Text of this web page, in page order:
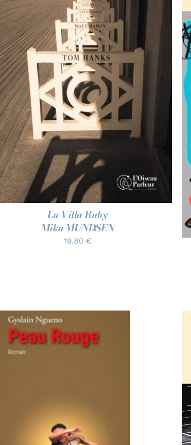
AJOUTER AU PANIER / APERÇU
La Villa Ruby
Mika MUNDSEN
19.80 €
AJOUTER AU PANIER /